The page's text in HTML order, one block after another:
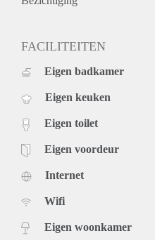
FACILITEITEN
Eigen badkamer
Eigen keuken
Eigen toilet
Eigen voordeur
Internet
Wifi
Eigen woonkamer